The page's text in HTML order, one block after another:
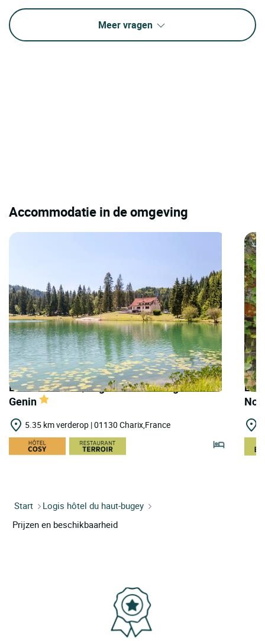
Meer vragen
Accommodatie in de omgeving
LOGIS HOTELS | Logis Hôtel Auberge du Lac
Genin
5.35 km verderop | 01130 Charix,France
Start
Logis hôtel du haut-bugey
Prijzen en beschikbaarheid